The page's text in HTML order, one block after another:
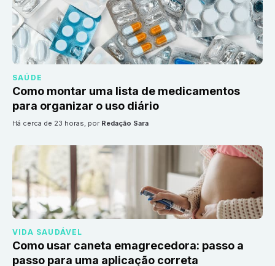
SAÚDE
Como montar uma lista de medicamentos
para organizar o uso diário
há cerca de 23 horas, por Redação Sara
VIDA SAUDÁVEL
Como usar caneta emagrecedora: passo a
passo para uma aplicação correta